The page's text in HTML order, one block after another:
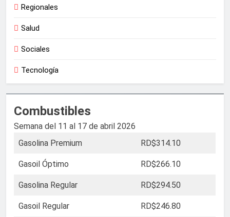
Regionales
Salud
Sociales
Tecnología
Combustibles
Semana del 11 al 17 de abril 2026
Gasolina Premium
RD$314.10
Gasoil Óptimo RD$266.10
Gasolina Regular RD$294.50
Gasoil Regular RD$246.80